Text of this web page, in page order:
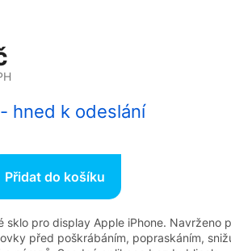
hned k odeslání
Přidat do košíku
sklo pro display Apple iPhone. Navrženo
před poškrábáním, popraskáním,